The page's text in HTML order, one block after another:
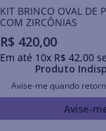
KIT BRINCO OVAL DE
COM ZIRCÔNIAS
R$ 420,00
Em até 10x R$ 42,00
Produto
Avise-me quando
Avise-